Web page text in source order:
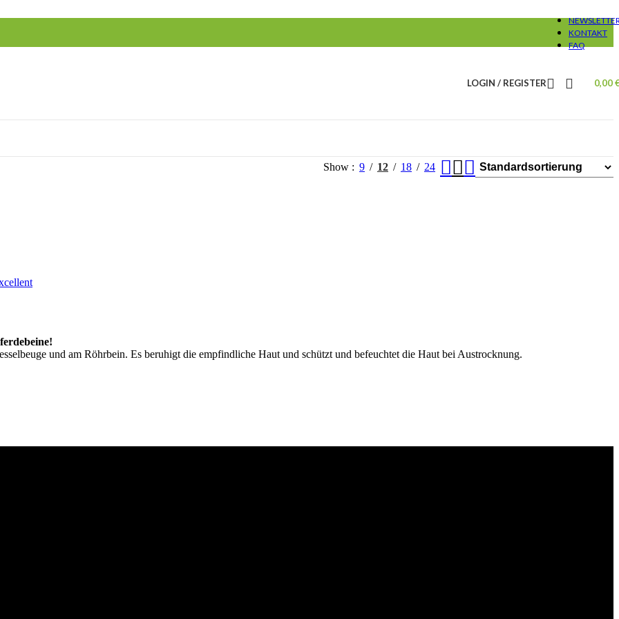
KONTAKT
FAQ
LOGIN / REGISTER 0,00
Show 9 12 18 24
und am Röhrbein. Es beruhigt die empfindliche Haut und schützt und befeuchtet die Haut bei Austrocknung.